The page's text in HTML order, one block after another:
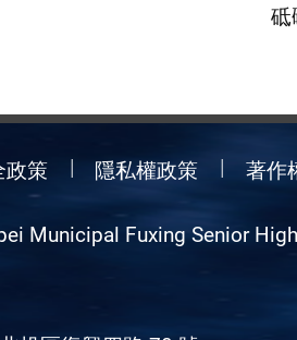
政策 隱私權政策 著作
Municipal Fuxing Senior